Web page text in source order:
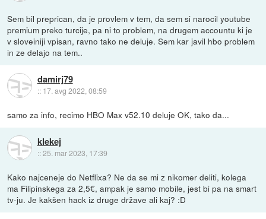
Sem bil preprican, da je provlem v tem, da sem si narocil youtube
premium preko turcije, pa ni to problem, na drugem accountu ki je
v sloveiniji vpisan, ravno tako ne deluje. Sem kar javil hbo problem
in ze delajo na tem..
damirj79
:: 17. avg 2022, 08:59
samo za info, recimo HBO Max v52.10 deluje OK, tako da...
klekej
::25. mar 2023, 17:39
Kako najceneje do Netflixa? Ne da se mi z nikomer deliti, kolega
ma Filipinskega za 2,5€, ampak je samo mobile, jest bi pa na smart
tv-ju. Je kakšen hack iz druge države ali kaj? :D